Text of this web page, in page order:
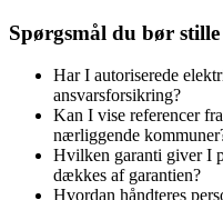
Spørgsmål du bør
Har I autoriserede
ansvarsforsikring?
Kan I vise referencer
nærliggende
Hvilken garanti giver I
dækkes af garantien?
Hvordan håndteres